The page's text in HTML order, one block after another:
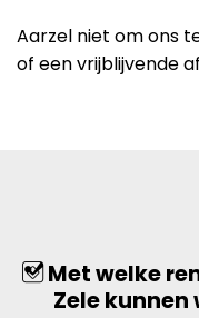
Aarzel niet om ons
of een vrijblijvende
Met welke
Zele